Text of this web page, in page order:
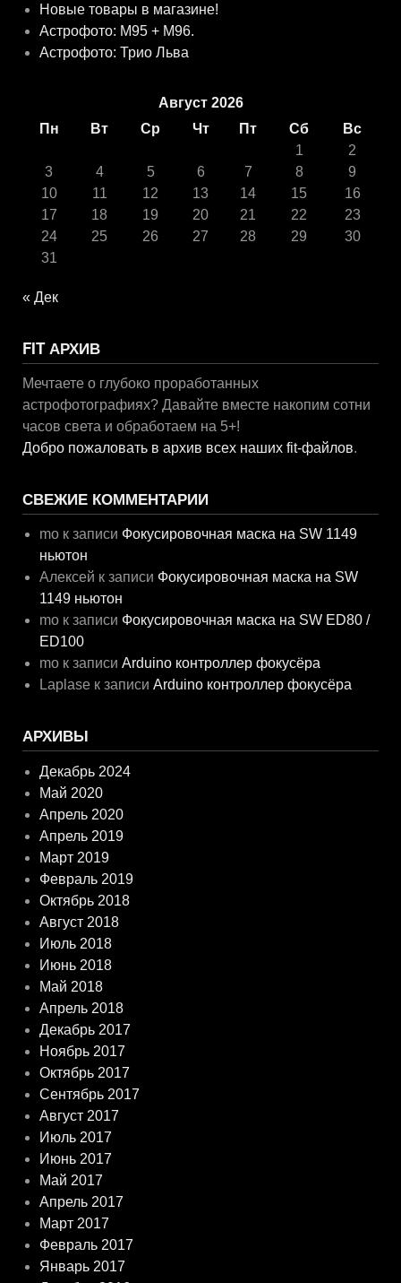
Новые товары в магазине!
Астрофото: M95 + M96.
Астрофото: Трио Льва
Август 2026
Пн
Вт Ср Чт Пт Сб
Вс
1
2
3
4 5 6 7 8
9
10
11 12 13 14 15
16
17
18 19 20 21 22
23
24
25 26 27 28 29
30
31
« Дек
FIT АРХИВ
Мечтаете о глубоко проработанных
астрофотографиях? Давайте вместе накопим сотни
часов света и обработаем на 5+!
Добро пожаловать в архив всех наших fit-файлов.
СВЕЖИЕ КОММЕНТАРИИ
mo к записи Фокусировочная маска на SW 1149
ньютон
Алексей к записи Фокусировочная маска на SW
1149 ньютон
mo к записи Фокусировочная маска на SW ED80 /
ED100
mo к записиArduino контроллер фокусёра
Laplase к записиArduino контроллер фокусёра
АРХИВЫ
Декабрь 2024
Май 2020
Апрель 2020
Апрель 2019
Март 2019
Февраль 2019
Октябрь 2018
Август 2018
Июль 2018
Июнь 2018
Май 2018
Апрель 2018
Декабрь 2017
Ноябрь 2017
Октябрь 2017
Сентябрь 2017
Август 2017
Июль 2017
Июнь 2017
Май 2017
Апрель 2017
Март 2017
Февраль 2017
Январь 2017